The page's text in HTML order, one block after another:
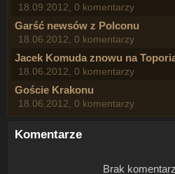
18.09.2012, 0 komentarzy
Garść newsów z Polconu
18.06.2012, 0 komentarzy
Jacek Komuda znowu na
18.06.2012, 0 komentarzy
Goście Krakonu
18.06.2012, 0 komentarzy
Komentarze
Brak